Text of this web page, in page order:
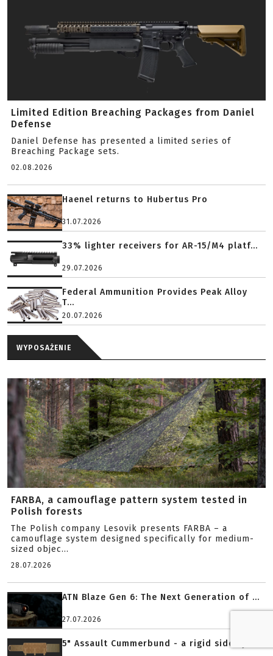
Limited Edition Breaching Packages from Daniel
Defense
Daniel Defense has presented a limited series of
Breaching Package sets.
02.08.2026
Haenel returns to Hubertus Pro
31.07.2026
33% lighter receivers for AR-15/M4 platf...
29.07.2026
Federal Ammunition Provides Peak Alloy
T...
20.07.2026
WYPOSAŻENIE
FARBA, a camouflage pattern system tested in
Polish forests
The Polish company Lesovik presents FARBA – a
camouflage system designed specifically for medium-
sized objec...
28.07.2026
ATN Blaze Gen 6: The Next Generation of ...
27.07.2026
5" Assault Cummerbund - a rigid side sys...